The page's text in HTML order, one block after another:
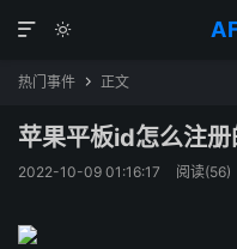


热门事件  正文
苹果平板id怎么注
2022-10-09 01:16:17 阅读(56)